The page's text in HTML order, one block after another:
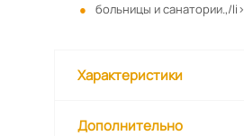
больницы и санатории.,/li>
Характеристики
Дополнительно